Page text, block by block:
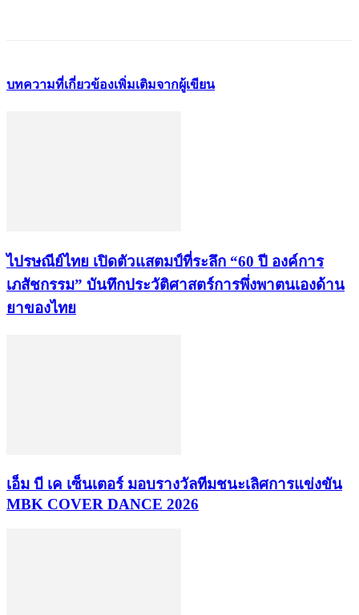
บทความที่เกี่ยวข้องเพิ่มเติมจากผู้เขียน
ไปรษณีย์ไทย เปิดตัวแสตมป์ที่ระลึก “60 ปี องค์การ
เภสัชกรรม” บันทึกประวัติศาสตร์การพึ่งพาตนเองด้าน
ยาของไทย
เอ็ม บี เค เซ็นเตอร์ มอบรางวัลทีมชนะเลิศการแข่งขัน
MBK COVER DANCE 2026